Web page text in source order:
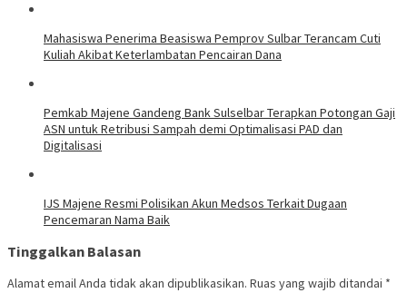
Mahasiswa Penerima Beasiswa Pemprov Sulbar Terancam Cuti
Kuliah Akibat Keterlambatan Pencairan Dana
Pemkab Majene Gandeng Bank Sulselbar Terapkan Potongan Gaji
ASN untuk Retribusi Sampah demi Optimalisasi PAD dan
Digitalisasi
IJS Majene Resmi Polisikan Akun Medsos Terkait Dugaan
Pencemaran Nama Baik
Tinggalkan Balasan
Alamat email Anda tidak akan dipublikasikan. Ruas yang wajib ditandai *